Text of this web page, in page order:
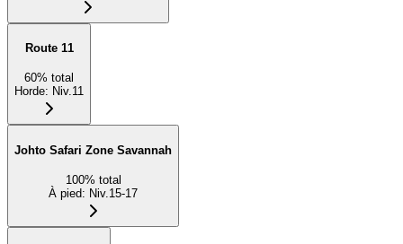
Route 11
60% total
Horde: Niv.11
Johto Safari Zone Savannah
100% total
À pied: Niv.15-17